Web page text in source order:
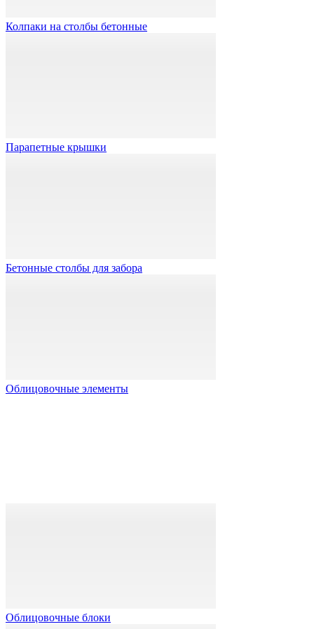
Колпаки на столбы бетонные
Парапетные крышки
Бетонные столбы для забора
Облицовочные элементы
Облицовочные блоки